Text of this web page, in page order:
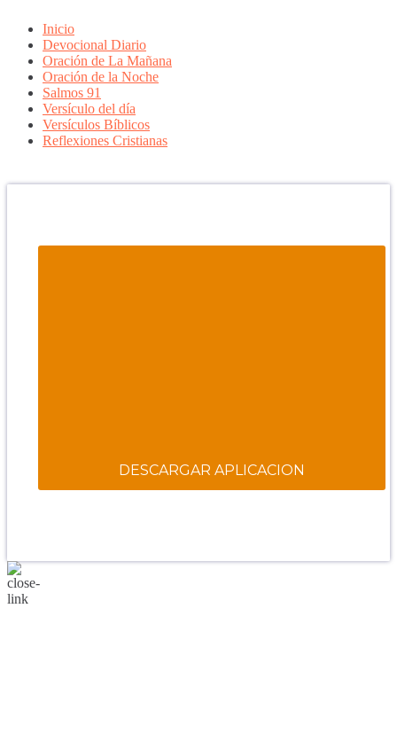
Inicio
Devocional Diario
Oración de La Mañana
Oración de la Noche
Salmos 91
Versículo del día
Versículos Bíblicos
Reflexiones Cristianas
DESCARGAR APLICACION